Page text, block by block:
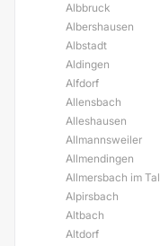
Albbruck
Albershausen
Albstadt
Aldingen
Alfdorf
Allensbach
Alleshausen
Allmannsweiler
Allmendingen
Allmersbach im Tal
Alpirsbach
Altbach
Altdorf